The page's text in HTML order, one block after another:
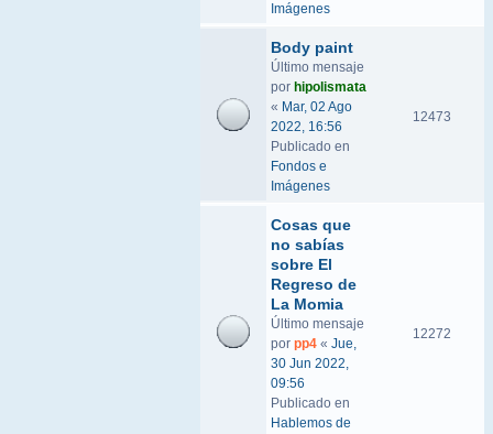
Imágenes
Body paint
Último mensaje
por hipolismata
« Mar, 02 Ago
2022, 16:56
Publicado en
Fondos e
Imágenes
12473
Cosas que
no sabías
sobre El
Regreso de
La Momia
Último mensaje
por pp4 « Jue,
30 Jun 2022,
09:56
Publicado en
Hablemos de
12272